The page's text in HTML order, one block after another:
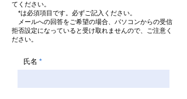
てください。
*は必須項目です。必ずご記入ください。
メールへの回答をご希望の場合、 パソコンからの受信
拒否設定になっていると受け取れませんので、
ご注意く
ださい。
氏名